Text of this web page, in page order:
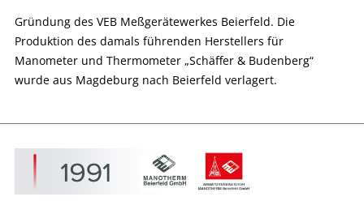
Gründung des VEB Meßgerätewerkes Beierfeld. Die
Produktion des damals führenden Herstellers für
Manometer und Thermometer „Schäffer & Budenberg“
wurde aus Magdeburg nach Beierfeld verlagert.